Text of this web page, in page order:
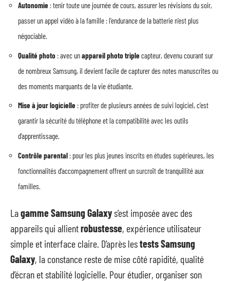
Autonomie : tenir toute une journée de cours, assurer les révisions du soir,
passer un appel vidéo à la famille : l’endurance de la batterie n’est plus
négociable.
Qualité photo : avec unappareil photo triplecapteur, devenu courant sur
de nombreux Samsung, il devient facile de capturer des notes manuscrites ou
des moments marquants de la vie étudiante.
Mise à jour logicielle : profiter de plusieurs années de suivi logiciel, c’est
garantir la sécurité du téléphone et la compatibilité avec les outils
d’apprentissage.
Contrôle parental : pour les plus jeunes inscrits en études supérieures, les
fonctionnalités d’accompagnement offrent un surcroît de tranquillité aux
familles.
Lagamme Samsung Galaxys’est imposée avec des
appareils qui allientrobustesse, expérience utilisateur
simple et interface claire. D’après lestests Samsung
Galaxy, la constance reste de mise côté rapidité, qualité
d’écran et stabilité logicielle. Pour étudier, organiser son